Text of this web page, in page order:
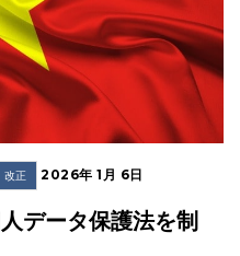
改正 2026年 1月 6日
データ保護法を制